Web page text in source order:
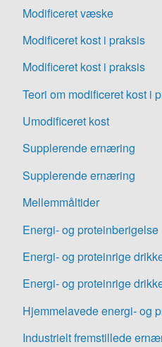
Modificeret væske
Modificeret kost i praksis
Modificeret kost i praksis
Teori om modificeret kost i
Umodificeret kost
Supplerende ernæring
Supplerende ernæring
Mellemmåltider
Energi- og proteinberigelse
Energi- og proteinrige
Energi- og proteinrige
Hjemmelavede energi- og
Industrielt fremstillede